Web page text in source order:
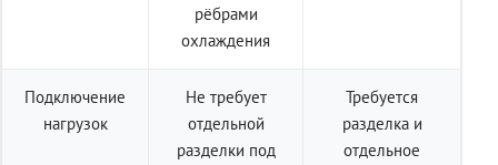
рёбрами
охлаждения
Подключение
нагрузок
Не требует
отдельной
разделки под
Требуется
разделка и
отдельное